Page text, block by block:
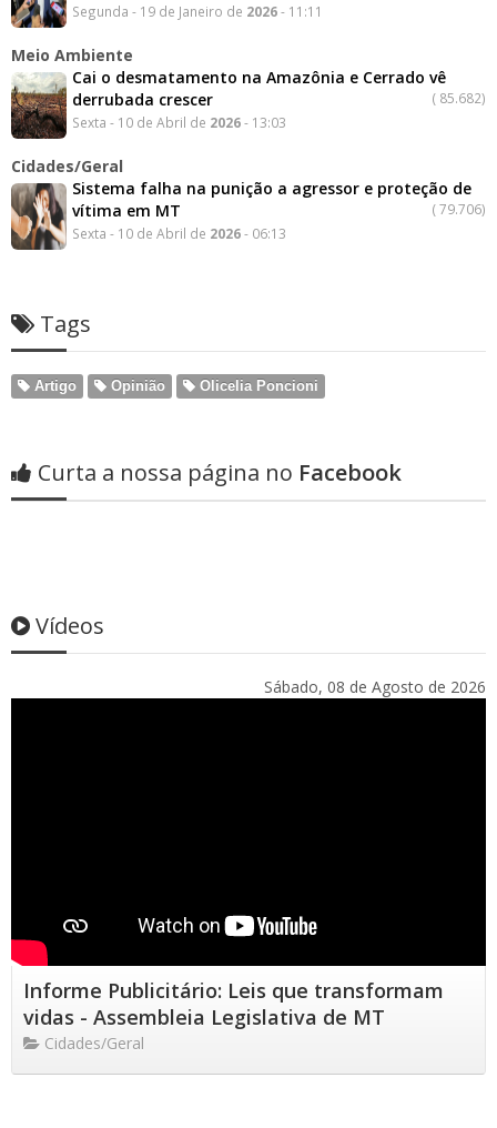
Segunda - 19 de Janeiro de 2026- 11:11
Meio Ambiente
Cai o desmatamento na Amazônia e Cerrado vê
derrubada crescer
( 85.682)
Sexta - 10 de Abril de 2026- 13:03
Cidades/Geral
Sistema falha na punição a agressor e proteção de
vítima em MT
(79.706)
Sexta - 10 de Abril de 2026- 06:13
Tags
Artigo Opinião Olicelia Poncioni
Curta a nossa página no Facebook
Vídeos
Sábado, 08 de Agosto de 2026
Informe Publicitário: Leis que transformam
vidas - Assembleia Legislativa de MT
Cidades/Geral